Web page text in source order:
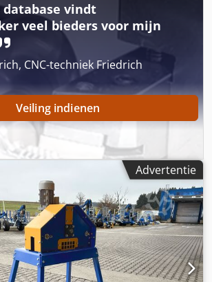
vindt
veel bieders voor mijn
CNC-techniek Friedrich
Veiling indienen
Advertentie